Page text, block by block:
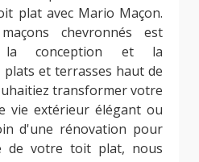
plat avec Mario Maçon.
chevronnés est
la conception et la
et terrasses haut de
transformer votre
vie extérieur élégant ou
d'une rénovation pour
de votre toit plat, nous